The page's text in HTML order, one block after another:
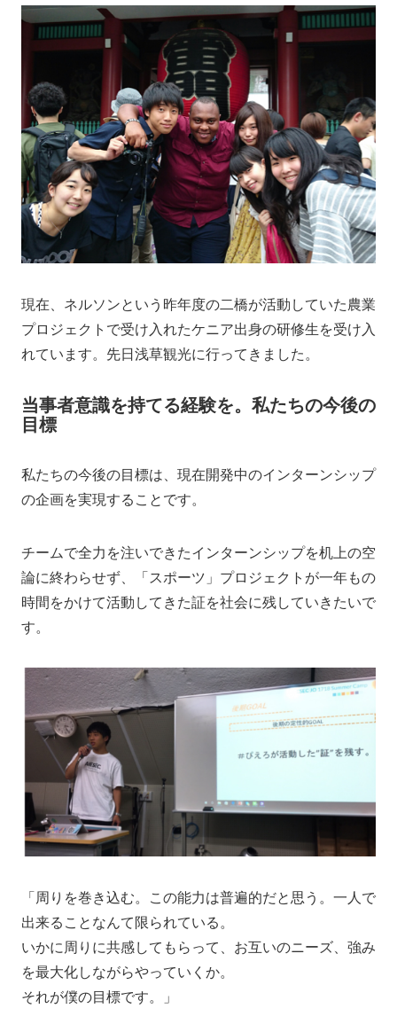
現在、ネルソンという昨年度の二橋が活動していた農業
プロジェクトで受け入れたケニア出身の研修生を受け入
れています。先日浅草観光に行ってきました。
当事者意識を持てる経験を。私たちの今後の
目標
私たちの今後の目標は、現在開発中のインターンシップ
の企画を実現することです。
チームで全力を注いできたインターンシップを机上の空
論に終わらせず、「スポーツ」プロジェクトが一年もの
時間をかけて活動してきた証を社会に残していきたいで
す。
「周りを巻き込む。この能力は普遍的だと思う。一人で
出来ることなんて限られている。
いかに周りに共感してもらって、お互いのニーズ、強み
を最大化しながらやっていくか。
それが僕の目標です。」